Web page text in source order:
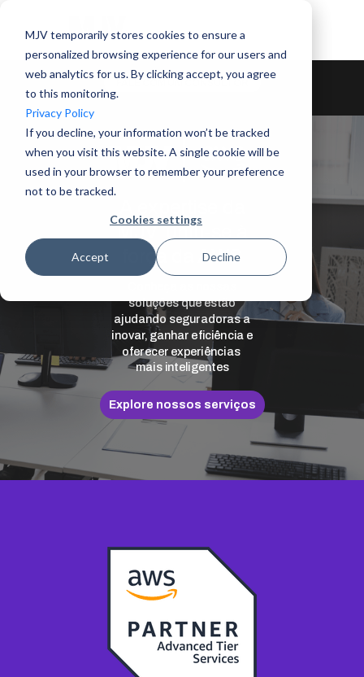
MJV temporarily stores cookies to ensure a
personalized browsing experience for our users and
web analytics for us. By clicking accept, you agree
to this monitoring.
Privacy Policy
If you decline, your information won’t be tracked
when you visit this website. A single cookie will be
used in your browser to remember your preference
not to be tracked.
Cookies settings
Accept Decline
FALE COM UM CONSULTOR
soluções que estão
ajudando seguradoras a
inovar, ganhar eficiência e
oferecer experiências
mais inteligentes
MJV uniu-se à
força da AWS
Explore nossos serviços